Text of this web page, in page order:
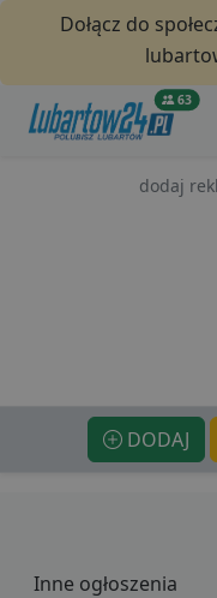
Dołącz do
63
dodaj
DODAJ
Inne ogłoszenia